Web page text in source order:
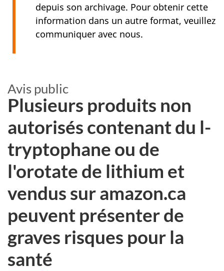
depuis son archivage. Pour obtenir cette
information dans un autre format, veuillez
communiquer avec nous.
Avis public
Plusieurs produits non
autorisés contenant du l-
tryptophane ou de
l'orotate de lithium et
vendus sur amazon.ca
peuvent présenter de
graves risques pour la
santé